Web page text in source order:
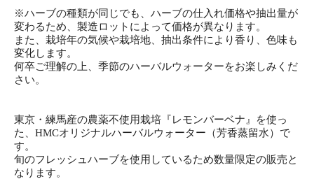
※ハーブの種類が同じでも、ハーブの仕入れ価格や抽出量が
変わるため、製造ロットによって価格が異なります。
また、栽培年の気候や栽培地、抽出条件により香り、色味も
変化します。
何卒ご理解の上、季節のハーバルウォーターをお楽しみくだ
さい。
東京・練馬産の農薬不使用栽培『レモンバーベナ』を使っ
た、HMCオリジナルハーバルウォーター（芳香蒸留水）で
す。
旬のフレッシュハーブを使用しているため数量限定の販売と
なります。